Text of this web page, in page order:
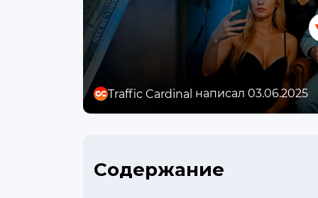
Traffic Cardinal написал 03.06.2025
Содержание